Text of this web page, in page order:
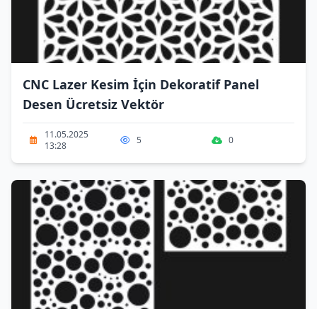
CNC Lazer Kesim İçin Dekoratif Panel
Desen Ücretsiz Vektör
11.05.2025
13:28
5 0